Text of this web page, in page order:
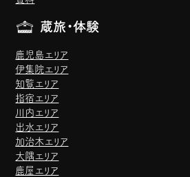
蔵旅・体験
鹿児島エリア
伊集院エリア
知覧エリア
指宿エリア
川内エリア
出水エリア
加治木エリア
大隅エリア
鹿屋エリア